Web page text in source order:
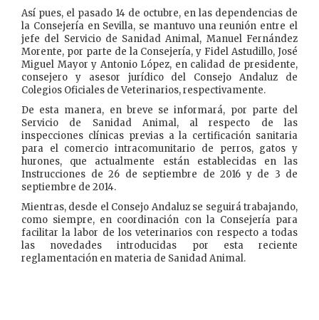
Así pues, el pasado 14 de octubre, en las dependencias de
la Consejería en Sevilla, se mantuvo una reunión entre el
jefe del Servicio de Sanidad Animal, Manuel Fernández
Morente, por parte de la Consejería, y Fidel Astudillo, José
Miguel Mayor y Antonio López, en calidad de presidente,
consejero y asesor jurídico del Consejo Andaluz de
Colegios Oficiales de Veterinarios, respectivamente.
De esta manera, en breve se informará, por parte del
Servicio de Sanidad Animal, al respecto de las
inspecciones clínicas previas a la certificación sanitaria
para el comercio intracomunitario de perros, gatos y
hurones, que actualmente están establecidas en las
Instrucciones de 26 de septiembre de 2016 y de 3 de
septiembre de 2014.
Mientras, desde el Consejo Andaluz se seguirá trabajando,
como siempre, en coordinación con la Consejería para
facilitar la labor de los veterinarios con respecto a todas
las novedades introducidas por esta reciente
reglamentación en materia de Sanidad Animal.